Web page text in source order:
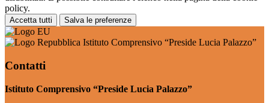
policy.
Accetta tutti Salva le preferenze
Istituto Comprensivo “Preside Lucia Palazzo”
Contatti
Istituto Comprensivo “Preside Lucia Palazzo”